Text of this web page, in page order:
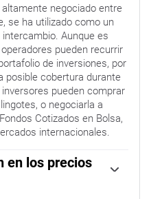
negociado entre
se ha utilizado como un
Aunque es
pueden recurrir
de inversiones, por
posible cobertura durante
pueden comprar
o negociarla a
Cotizados en Bolsa,
internacionales.
en los precios